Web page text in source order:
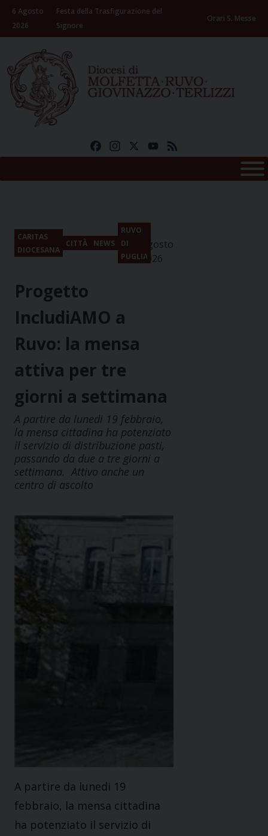
Skip
content
6 Agosto
2026
Festa della Trasfigurazione del
Signore
Orari S. Messe
FacebookInstagramYouTube
CARITAS
DIOCESANA
CITTÀ NEWS
RUVO
DI
PUGLIA
6
Agosto
2026
Progetto
IncludiAMO a
Ruvo: la mensa
attiva per tre
giorni a settimana
A partire da lunedi 19 febbraio,
la mensa cittadina ha potenziato
il servizio di distribuzione pasti,
passando da due a tre giorni a
settimana. Attivo anche un
centro di ascolto
A partire da lunedi 19
febbraio, la mensa cittadina
ha potenziato il servizio di